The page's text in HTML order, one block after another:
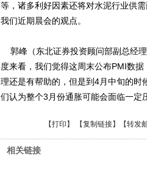
等，诸多利好因素还将对水泥行业供
我们近期晨会的观点。
郭峰（东北证券投资顾问部副总经
度来看，我们觉得这周末公布PMI数
理还是有帮助的，但是到4月中旬的时
们认为整个3月份通胀可能会面临一定
【打印 】 【复制链接】【转发
相关链接